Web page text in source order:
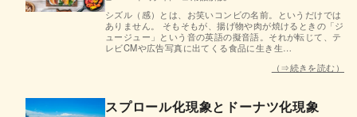
シズル（感）とは、お笑いコンビの名前。というだけでは
ありません。 そもそもが、揚げ物や肉が焼けるときの「ジ
ュージュー」という音の英語の擬音語。それが転じて、テ
レビCMや広告写真に出てくる食品に生き生…
（⇒続きを読む）
スプロール化現象とドーナツ化現象